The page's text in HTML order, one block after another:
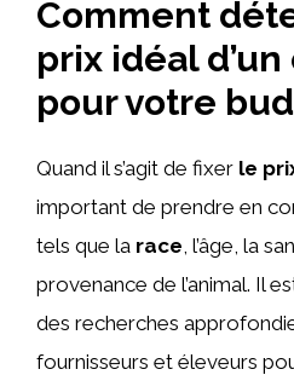
Comment
prix idéal
pour votre
Quand il s’agit de fixer le
important de prendre en
tels que la race, l’âge, la
provenance de l’animal. Il
des recherches
fournisseurs et éleveurs